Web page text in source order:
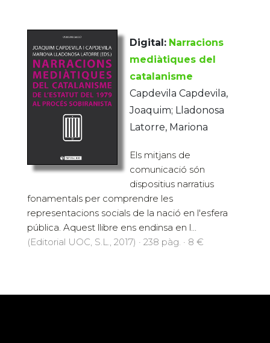
Digital: Narracions
mediàtiques del
catalanisme
Capdevila Capdevila,
Joaquim; Lladonosa
Latorre, Mariona
Els mitjans de
comunicació són
dispositius narratius
fonamentals per comprendre les
representacions socials de la nació en l'esfera
pública. Aquest llibre ens endinsa en l...
(Editorial UOC, S.L., 2017) · 238 pàg. · 8 €